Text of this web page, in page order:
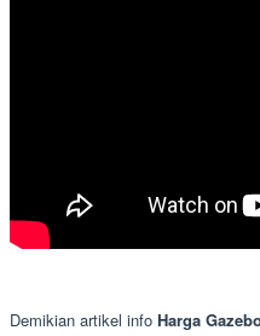
Demikian artikel info Harga